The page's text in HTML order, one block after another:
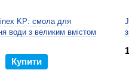
KP: смола для
води з великим вмістом
Купити